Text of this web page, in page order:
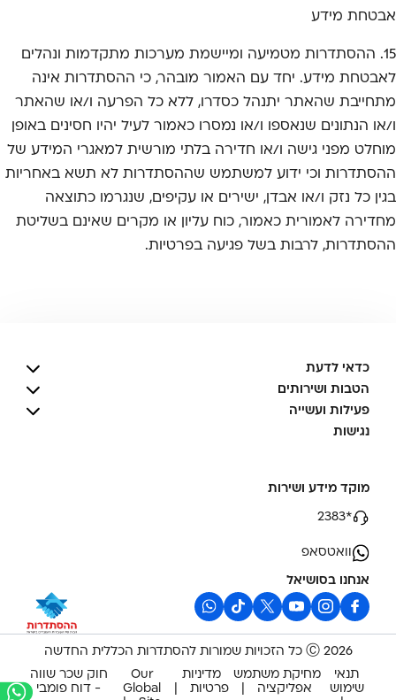
אבטחת מידע
15. ההסתדרות מטמיעה ומיישמת מערכות מתקדמות ונהלים
לאבטחת מידע. יחד עם האמור מובהר, כי ההסתדרות אינה
מתחייבת שהאתר יתנהל כסדרו, ללא כל הפרעה ו/או שהאתר
ו/או הנתונים שנאספו ו/או נמסרו כאמור לעיל יהיו חסינים באופן
מוחלט מפני גישה ו/או חדירה בלתי מורשית למאגרי המידע של
ההסתדרות וכי ידוע למשתמש שההסתדרות לא תשא באחריות
בגין כל נזק ו/או אבדן, ישירים או עקיפים, שנגרמו כתוצאה
מחדירה לאמורית כאמור, כוח עליון או מקרים שאינם בשליטת
ההסתדרות, לרבות בשל פגיעה בפרטיות.
כדאי לדעת
הטבות ושירותים
פעילות ועשייה
נגישות
מוקד מידע ושירות
*2383
וואטסאפ
אנחנו בסושיאל
2026 Ⓒ כל הזכויות שמורות להסתדרות הכללית החדשה
תנאי
שימוש
מחיקת משתמש
אפליקציה
מדיניות
פרטיות
Our
Global
חוק שכר שווה
- דוח פומבי